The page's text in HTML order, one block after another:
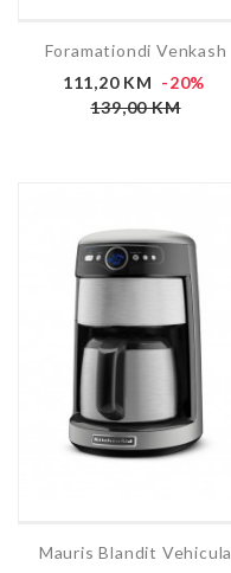
Foramationdi Venkash
111,20 KM -20%
139,00 KM
Mauris Blandit Vehicula